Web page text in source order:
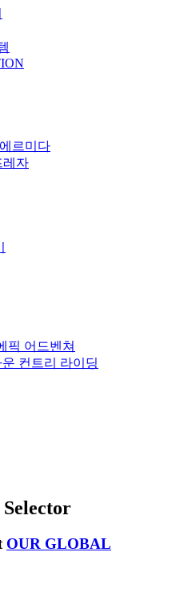
르미다
레자
픽 어드벤쳐
컨트리 라이딩
OUR GLOBAL